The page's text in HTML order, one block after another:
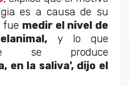
es a causa de su
fue medir el nivel de
y lo que
se produce
en la saliva', dijo el